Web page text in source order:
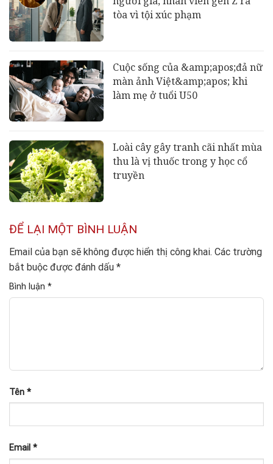
tòa vì tội xúc phạm
Cuộc sống của &amp;apos;đả nữ
màn ảnh Việt&amp;apos; khi
làm mẹ ở tuổi U50
Loài cây gây tranh cãi nhất mùa
thu là vị thuốc trong y học cổ
truyền
ĐỂ LẠI MỘT BÌNH LUẬN
Email của bạn sẽ không được hiển thị công khai. Các trường
bắt buộc được đánh dấu *
Bình luận *
Tên *
Email *